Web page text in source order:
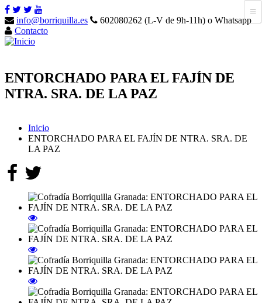
info@borriquilla.es
602080262 (L-V de 9h-11h) o Whatsapp
Contacto
ENTORCHADO PARA EL FAJÍN DE
NTRA. SRA. DE LA PAZ
Inicio
ENTORCHADO PARA EL FAJÍN DE NTRA. SRA. DE
LA PAZ